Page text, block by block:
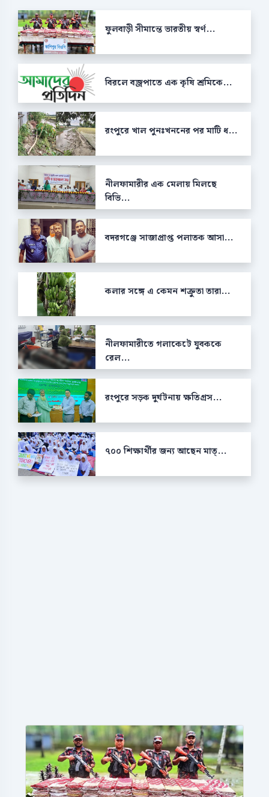
ফুলবাড়ী সীমান্তে ভারতীয় স্বর্ণ...
বিরলে বজ্রপাতে এক কৃষি শ্রমিকে...
রংপুরে খাল পুনঃখননের পর মাটি ধ...
নীলফামারীর এক মেলায় মিলছে
বিভি...
বদরগঞ্জে সাজাপ্রাপ্ত পলাতক আসা...
কলার সঙ্গে এ কেমন শক্রুতা তারা...
নীলফামারীতে গলাকেটে যুবককে
রেল...
রংপুরে সড়ক দুর্ঘটনায় ক্ষতিগ্রস...
৭০০ শিক্ষার্থীর জন্য আছেন মাত্...